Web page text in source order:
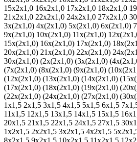
15х2х1,0 16х2х1,0 17х2х1,0 18х2х1,0
21х2х1,0 22х2х1,0 24х2х1,0 27х2х1,0
3х(2х1,0) 4х(2х1,0) 5х(2х1,0) 6х(2х1,0)
9х(2х1,0) 10х(2х1,0) 11х(2х1,0)
15х(2х1,0) 16х(2х1,0) 17х(2х1,0)
20х(2х1,0) 21х(2х1,0) 22х(2х1,0)
30х(2х1,0) (2х(2х1,0) (3х(2х1,0)
(7х(2х1,0) (8х(2х1,0) (9х(2х1,0)
(12х(2х1,0) (13х(2х1,0) (14х(2х1,0)
(17х(2х1,0) (18х(2х1,0) (19х(2х1,0)
(22х(2х1,0) (24х(2х1,0) (27х(2х1,0)
1х1,5 2х1,5 3х1,5 4х1,5 5х1,5 6х1,5
11х1,5 12х1,5 13х1,5 14х1,5 15х1,5
20х1,5 21х1,5 22х1,5 24х1,5 27х1,5
1х2х1,5 2х2х1,5 3х2х1,5 4х2х1,5